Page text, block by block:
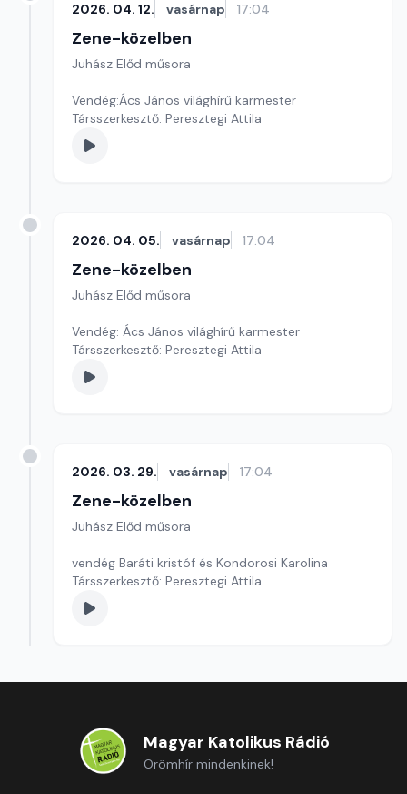
2026. 04. 12. vasárnap 17:04
Zene-közelben
Juhász Előd műsora
Vendég:Ács János világhírű karmester
Társszerkesztő: Peresztegi Attila
2026. 04. 05. vasárnap 17:04
Zene-közelben
Juhász Előd műsora
Vendég: Ács János világhírű karmester
Társszerkesztő: Peresztegi Attila
2026. 03. 29. vasárnap 17:04
Zene-közelben
Juhász Előd műsora
vendég Baráti kristóf és Kondorosi Karolina
Társszerkesztő: Peresztegi Attila
Magyar Katolikus Rádió
Örömhír mindenkinek!